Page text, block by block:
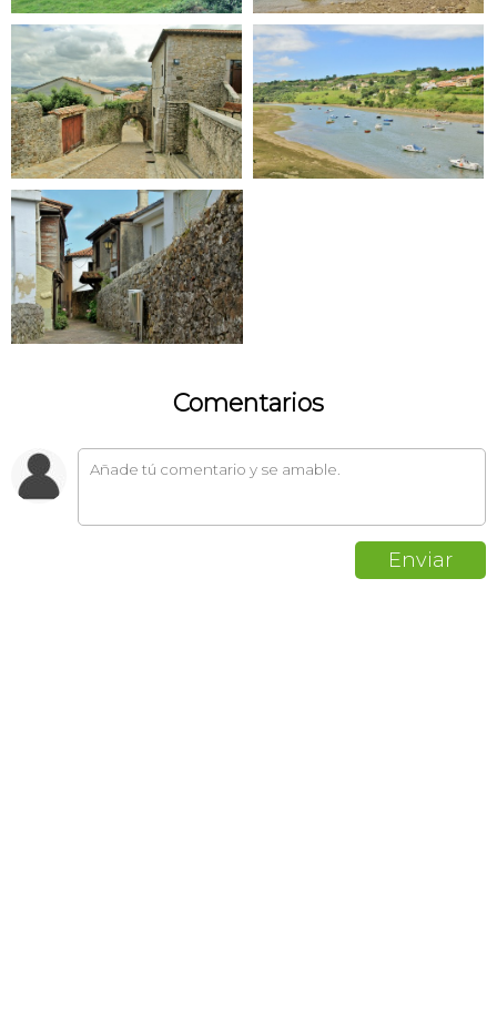
Comentarios